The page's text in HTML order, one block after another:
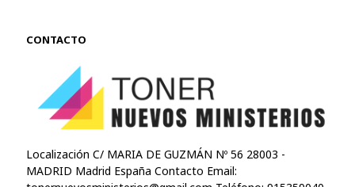
CONTACTO
Localización C/ MARIA DE GUZMÁN Nº 56 28003 -
MADRID Madrid España Contacto Email: